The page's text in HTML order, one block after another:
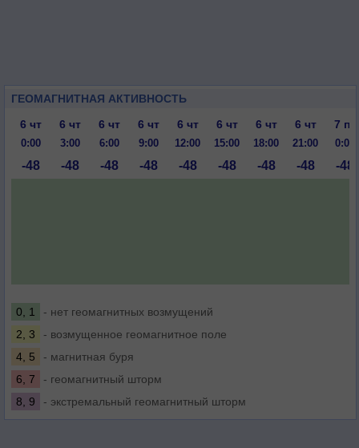
ГЕОМАГНИТНАЯ АКТИВНОСТЬ
6 чт
6 чт 6 чт 6 чт 6 чт 6 чт 6 чт 6 чт 7 пт
0:00 3:00 6:00 9:00 12:00 15:00 18:00 21:00 0:00
-48 -48 -48 -48 -48 -48 -48 -48 -48
0, 1
- нет геомагнитных возмущений
2, 3
- возмущенное геомагнитное поле
4, 5
- магнитная буря
6, 7
- геомагнитный шторм
8, 9
- экстремальный геомагнитный шторм